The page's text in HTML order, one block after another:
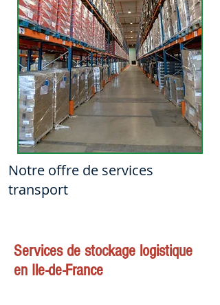
Notre offre de services
transport
Services de stockage logistique
en Ile-de-France